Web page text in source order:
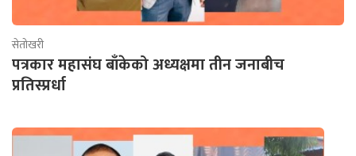
सेतोखरी
पत्रकार महासंघ बाँकेको अध्यक्षमा तीन जनाबीच
प्रतिस्प्रर्धा